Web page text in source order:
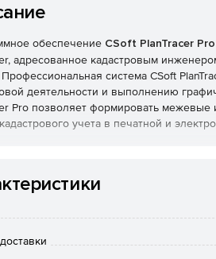
обеспечение CSoft PlanTracer Pro
адресованное кадастровым
система CSoft
деятельности и выполнению
Pro позволяет формировать
учета в печатной и
отсканированных изображений,
возможности системы CSoft